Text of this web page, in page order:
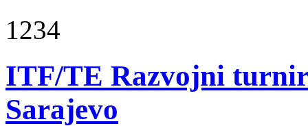
1234
ITF/TE Razvojni
Sarajevo